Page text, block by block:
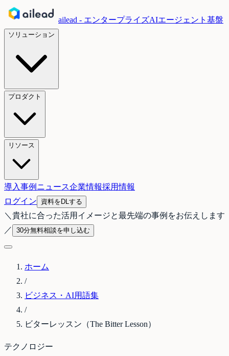
ailead - エンタープライズAIエージェント基盤
ソリューション
プロダクト
リソース
導入事例 ニュース企業情報採用情報
ログイン
資料をDLする
＼ 貴社に合った活用イメージと最先端の事例をお伝えします
／
30分無料相談を申し込む
ホーム
/
ビジネス・AI用語集
/
ビターレッスン（The Bitter Lesson）
テクノロジー